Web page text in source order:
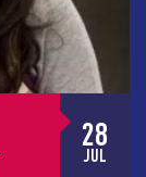
28
JUL